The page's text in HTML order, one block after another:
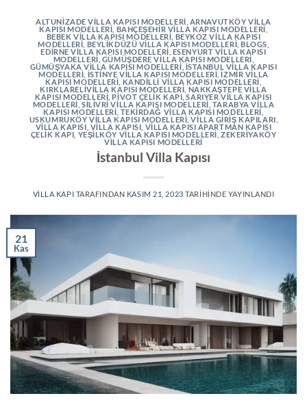
ALTUNIZADE VILLA KAPISI MODELLERI ARNAVUTKÖY VILLA
KAPISI MODELLERI BAHÇEŞEHIR VILLA KAPISI MODELLERI
BEBEK VILLA KAPISI MODELLERI BEYKOZ VILLA KAPISI
MODELLERI BEYLIKDÜZÜ VILLA KAPISI MODELLERI ,BLOGS
EDIRNE VILLA KAPISI MODELLERI ESENYURT VILLA KAPISI
MODELLERI GÜMÜŞDERE VILLA KAPISI MODELLERI
GÜMÜŞYAKA VILLA KAPISI MODELLERI İSTANBUL VILLA KAPISI
MODELLERI İSTINYE VILLA KAPISI MODELLERI ,İZMIR VILLA
KAPISI MODELLERI KANDILLI VILLA KAPISI MODELLERI
KIRKLARELIVILLA KAPISI MODELLERI NAKKAŞTEPE VILLA
KAPISI MODELLERI PIVOT ÇELIK KAPI ,SARIYER VILLA KAPISI
MODELLERI SILIVRI VILLA KAPISI MODELLERI TARABYA VILLA
KAPISI MODELLERI TEKIRDAĞ VILLA KAPISI MODELLERI
USKUMRUKÖY VILLA KAPISI MODELLERI ,VILLA GIRIŞ KAPILARI
VILLA KAPISI VILLA KAPISI VILLA KAPISI APARTMAN KAPISI
ÇELIK KAPI YEŞILKÖY VILLA KAPISI MODELLERI ,ZEKERIYAKÖY
VILLA KAPISI MODELLERI
İstanbul Villa Kapısı
VILLA KAPI TARAFINDAN KASIM 21, 2023 TARIHINDE YAYINLANDI
21
Kas